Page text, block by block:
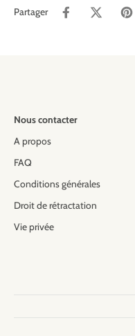
Partager
Nous contacter
A propos
FAQ
Conditions générales
Droit de rétractation
Vie privée